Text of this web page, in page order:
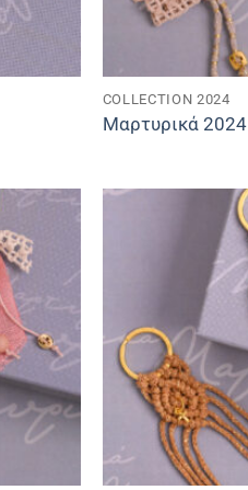
COLLECTION 2024
Μαρτυρικά